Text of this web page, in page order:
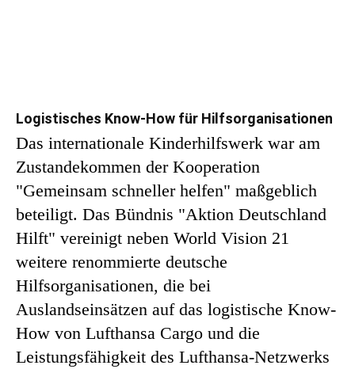
Logistisches Know-How für Hilfsorganisationen
Das internationale Kinderhilfswerk war am
Zustandekommen der Kooperation
"Gemeinsam schneller helfen" maßgeblich
beteiligt. Das Bündnis "Aktion Deutschland
Hilft" vereinigt neben World Vision 21
weitere renommierte deutsche
Hilfsorganisationen, die bei
Auslandseinsätzen auf das logistische Know-
How von Lufthansa Cargo und die
Leistungsfähigkeit des Lufthansa-Netzwerks